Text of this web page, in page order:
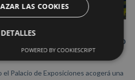
como referente de turismo
del proyecto Smart
Palacio de Exposiciones acogerá una
LAS COOKIES
POWERED BY COOKIESCRIPT